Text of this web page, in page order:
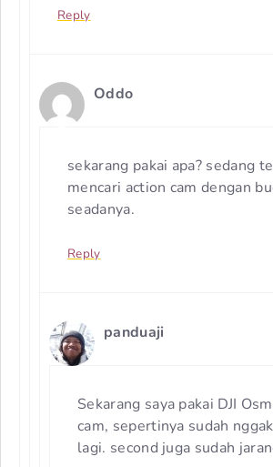
Reply
Oddo
sekarang pakai apa? sedang
mencari action cam dengan
seadanya.
Reply
panduaji
Sekarang saya pakai DJI
cam, sepertinya sudah
lagi. second juga sudah